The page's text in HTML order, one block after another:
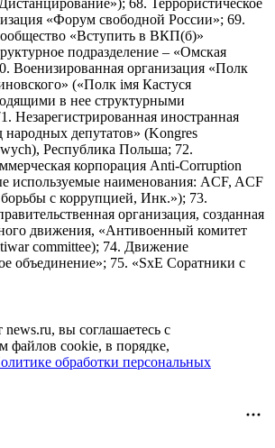
68. Террористическое
«Форум свободной России»; 69.
«Вступить в ВКП(б)»
подразделение – «Омская
Военизированная организация «Полк
(«Полк iмя Кастуся
в нее структурными
Незарегистрированная иностранная
народных депутатов» (Kongres
Республика Польша; 72.
корпорация Anti-Corruption
используемые наименования: ACF, ACF
с коррупцией, Инк.»); 73.
организация, созданная
движения, «Антивоенный комитет
committee); 74. Движение
объединение»; 75. «SxE Соратники с
news.ru, вы соглашаетесь с
файлов cookie, в порядке,
обработки персональных